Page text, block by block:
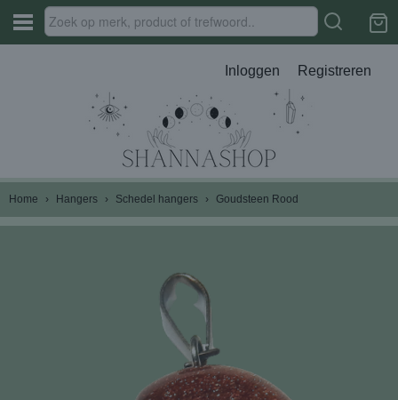
Inloggen Registreren
Home › Hangers › Schedel hangers › Goudsteen Rood